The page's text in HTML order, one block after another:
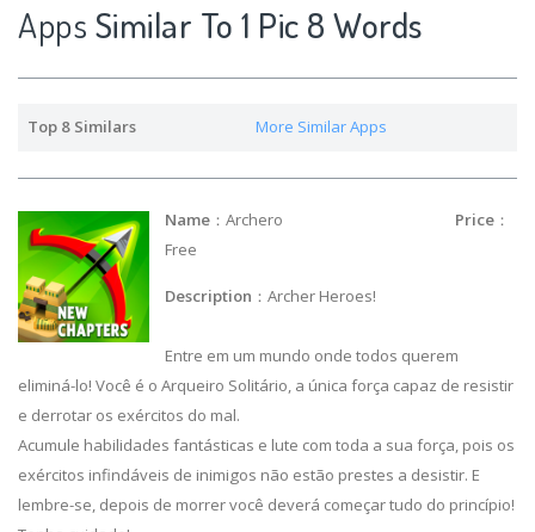
Apps Similar To 1 Pic 8 Words
Top 8 Similars More Similar Apps
Name ：Archero Price ：
Free
Description ：Archer Heroes!
Entre em um mundo onde todos querem
eliminá-lo! Você é o Arqueiro Solitário, a única força capaz de resistir
e derrotar os exércitos do mal.
Acumule habilidades fantásticas e lute com toda a sua força, pois os
exércitos infindáveis de inimigos não estão prestes a desistir. E
lembre-se, depois de morrer você deverá começar tudo do princípio!